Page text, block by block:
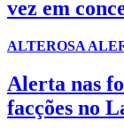
vez em
ALTEROSA
Alerta nas
facções no